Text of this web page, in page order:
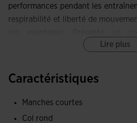
performances pendant les
respirabilité et liberté de
découpées au laser et les
Fabriqué dans un tissu haute
et respirant. Les découpes au
les plus sujettes à la
Lire plus
Caractéristiques
Manches courtes
Col rond